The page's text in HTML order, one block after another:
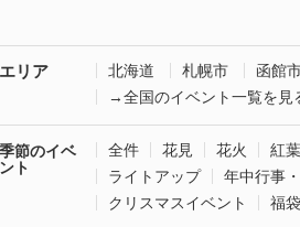
エリア 北海道 札幌市
函館
→全国のイベント一覧を見
季節のイベ
ント
全件 花見 花火
紅葉
ライトアップ
年中行事
クリスマスイベント
福